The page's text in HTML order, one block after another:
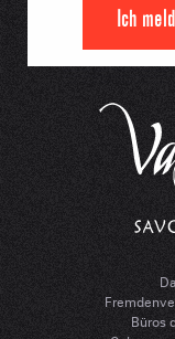
Büros
Ich